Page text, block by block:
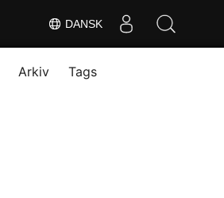
DANSK
Arkiv Tags